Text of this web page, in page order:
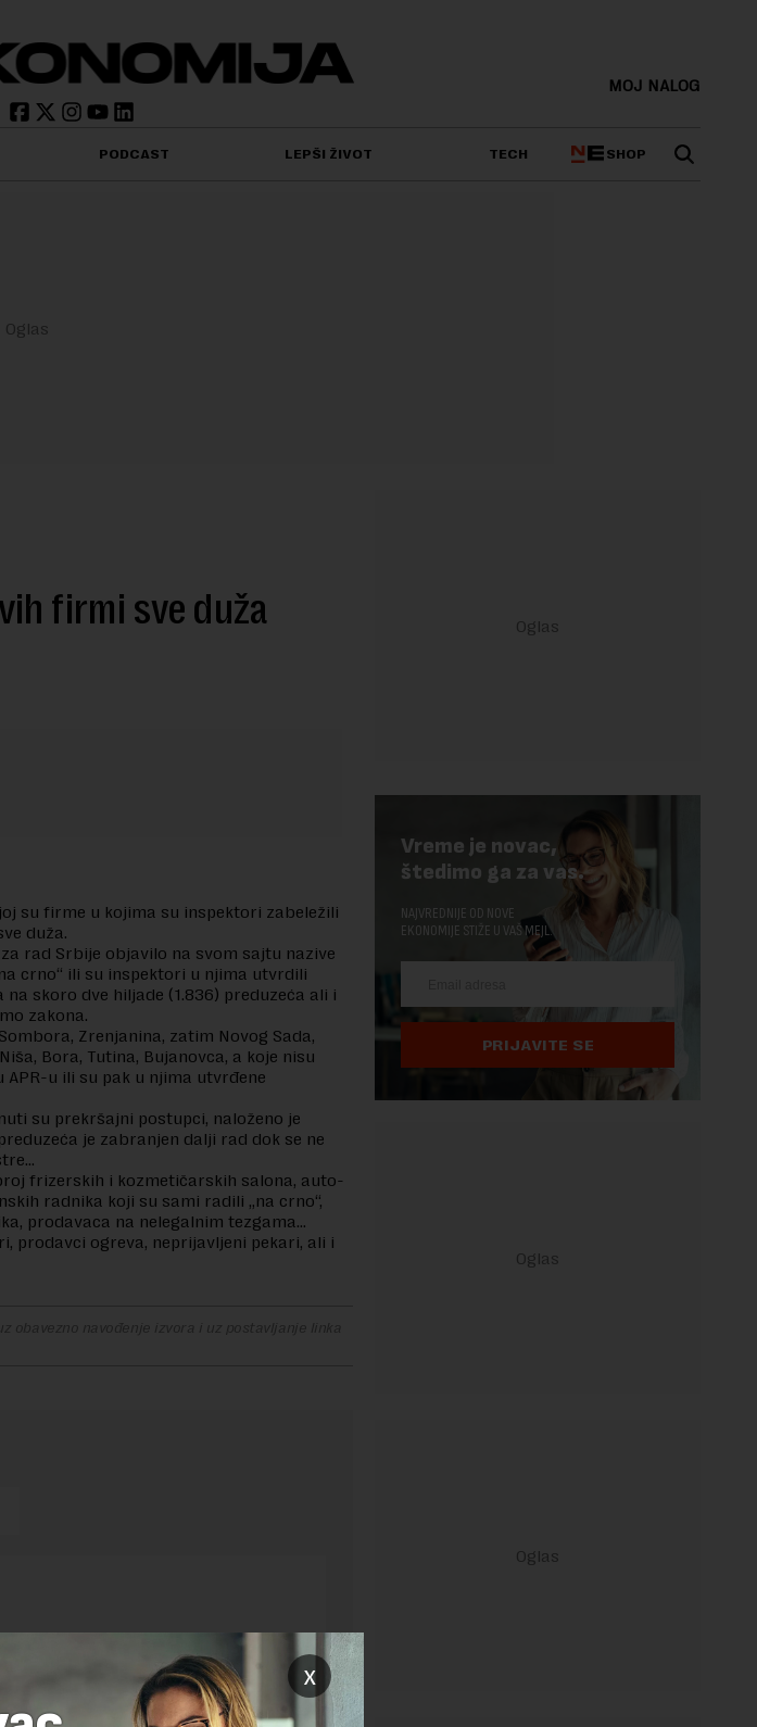
MOJ NALOG
PODCAST LEPŠI ŽIVOT TECH SHOP
firmi sve duža
su firme u kojima su inspektori zabeležili
duža.
rad Srbije objavilo na svom sajtu nazive
crno“ ili su inspektori u njima utvrdili
skoro dve hiljade (1.836) preduzeća ali i
zakona.
Zrenjanina, zatim Novog Sada,
Bora, Tutina, Bujanovca, a koje nisu
u ili su pak u njima utvrđene
su prekršajni postupci, naloženo je
je zabranjen dalji rad dok se ne
frizerskih i kozmetičarskih salona, auto-
radnika koji su sami radili „na crno“,
prodavaca na nelegalnim tezgama…
prodavci ogreva, neprijavljeni pekari, ali i
obavezno navođenje izvora i uz postavljanje linka
sa
pravilima komentarisanja i pravilima
Vreme je novac,
štedimo ga za vas.
NAJVREDNIJE OD NOVE
EKONOMIJE STIŽE U VAŠ MEJL.
PRIJAVITE SE
x